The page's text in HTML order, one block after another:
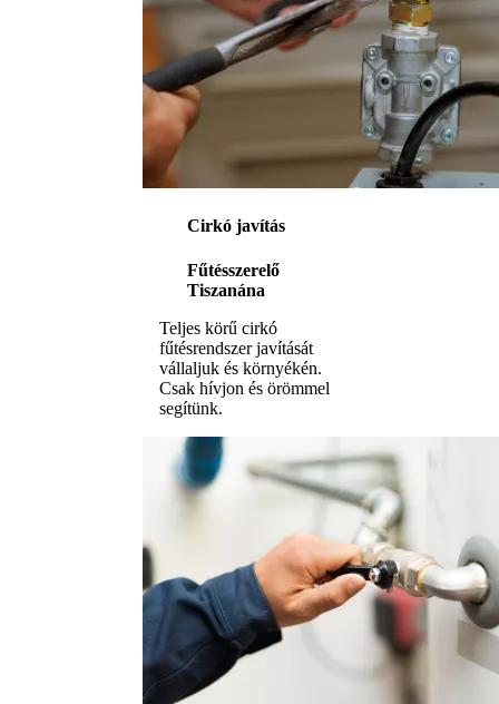
Cirkó javítás
Fűtésszerelő
Tiszanána
Teljes körű cirkó
fűtésrendszer javítását
vállaljuk és környékén.
Csak hívjon és örömmel
segítünk.